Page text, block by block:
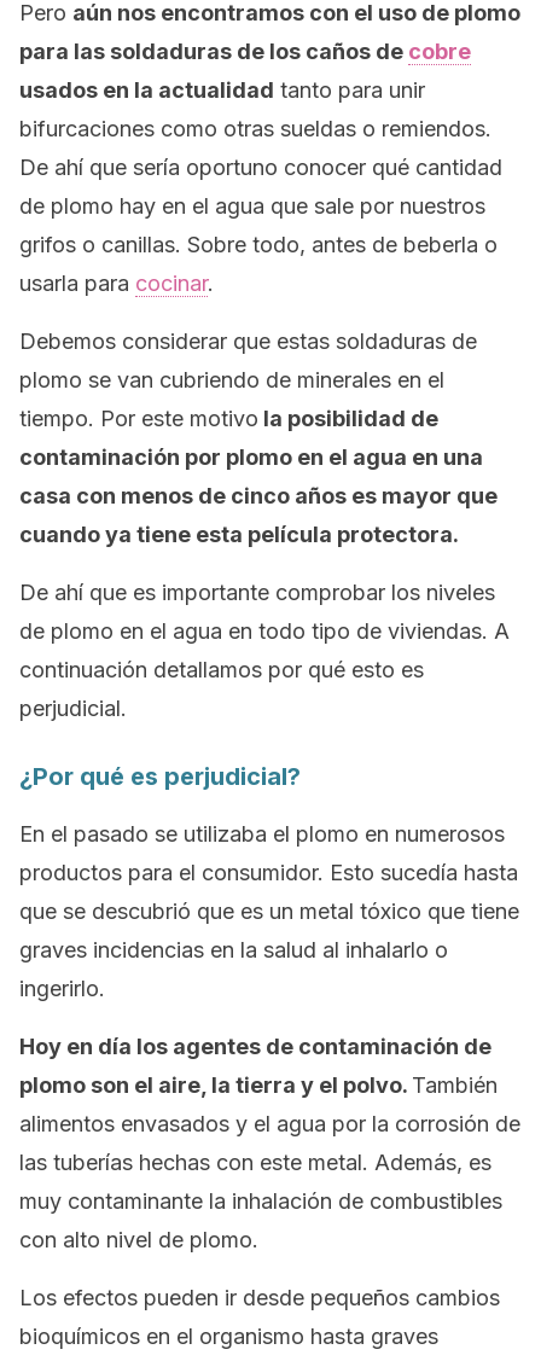
Pero aún nos encontramos con el uso de plomo
para las soldaduras de los caños de cobre
usados en la actualidad tanto para unir
bifurcaciones como otras sueldas o remiendos.
De ahí que sería oportuno conocer qué cantidad
de plomo hay en el agua que sale por nuestros
grifos o canillas. Sobre todo, antes de beberla o
usarla para cocinar.
Debemos considerar que estas soldaduras de
plomo se van cubriendo de minerales en el
tiempo. Por este motivo la posibilidad de
contaminación por plomo en el agua en una
casa con menos de cinco años es mayor que
cuando ya tiene esta película protectora.
De ahí que es importante comprobar los niveles
de plomo en el agua en todo tipo de viviendas. A
continuación detallamos por qué esto es
perjudicial.
¿Por qué es perjudicial?
En el pasado se utilizaba el plomo en numerosos
productos para el consumidor. Esto sucedía hasta
que se descubrió que es un metal tóxico que tiene
graves incidencias en la salud al inhalarlo o
ingerirlo.
Hoy en día los agentes de contaminación de
plomo son el aire, la tierra y el polvo. También
alimentos envasados y el agua por la corrosión de
las tuberías hechas con este metal. Además, es
muy contaminante la inhalación de combustibles
con alto nivel de plomo.
Los efectos pueden ir desde pequeños cambios
bioquímicos en el organismo hasta graves